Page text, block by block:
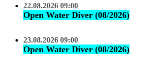
22.08.2026 09:00
Open Water Diver (08/2026)
23.08.2026 09:00
Open Water Diver (08/2026)